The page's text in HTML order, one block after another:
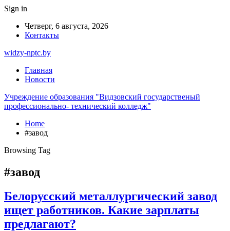
Sign in
Четверг, 6 августа, 2026
Контакты
widzy-nptc.by
Главная
Новости
Учреждение образования "Видзовский государственый
профессионально- технический колледж"
Home
#завод
Browsing Tag
#завод
Белорусский металлургический завод
ищет работников. Какие зарплаты
предлагают?